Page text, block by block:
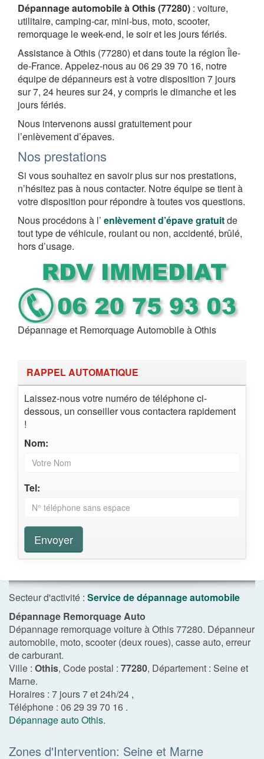
Dépannage automobile à Othis (77280) : voiture,
utilitaire, camping-car, mini-bus, moto, scooter,
remorquage le week-end, le soir et les jours fériés.
Assistance à Othis (77280) et dans toute la région Île-
de-France. Appelez-nous au 06 29 39 70 16, notre
équipe de dépanneurs est à votre disposition 7 jours
sur 7, 24 heures sur 24, y compris le dimanche et les
jours fériés.
Nous intervenons aussi gratuitement pour
l’enlèvement d’épaves.
Nos prestations
Si vous souhaitez en savoir plus sur nos prestations,
n’hésitez pas à nous contacter. Notre équipe se tient à
votre disposition pour répondre à toutes vos questions.
Nous procédons à l’ enlèvement d’épave gratuitde
tout type de véhicule, roulant ou non, accidenté, brûlé,
hors d’usage.
Dépannage et Remorquage Automobile à Othis
RAPPEL AUTOMATIQUE
Laissez-nous votre numéro de téléphone ci-
dessous, un conseiller vous contactera rapidement
!
Nom:
Tel:
Envoyer
Secteur d'activité : Service de dépannage automobile
Dépannage Remorquage Auto
Dépannage remorquage voiture à Othis 77280. Dépanneur
automobile, moto, scooter (deux roues), casse auto, erreur
de carburant.
Ville : Othis, Code postal : 77280, Département : Seine et
Marne.
Horaires : 7 jours 7 et 24h/24 ,
Téléphone : 06 29 39 70 16 .
Dépannage auto Othis.
Zones d'Intervention: Seine et Marne